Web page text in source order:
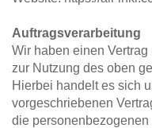
Auftragsverarbeitung
Wir haben einen
zur Nutzung des oben
Hierbei handelt es sich
vorgeschriebenen
die